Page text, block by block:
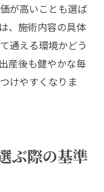
が高いことも選ば
、施術内容の具体
通える環境かどう
産後も健やかな毎
けやすくなりま
ぶ際の基準